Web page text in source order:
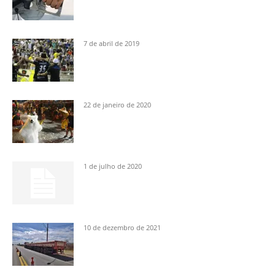
7 de abril de 2019
22 de janeiro de 2020
1 de julho de 2020
10 de dezembro de 2021